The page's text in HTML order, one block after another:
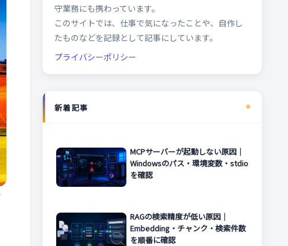
守業務にも携わっています。
このサイトでは、仕事で気になったことや、自作し
たものなどを記録として記事にしています。
プライバシーポリシー
新着記事
MCPサーバーが起動しない原因｜
Windowsのパス・環境変数・stdio
を確認
RAGの検索精度が低い原因｜
Embedding・チャンク・検索件数
を順番に確認